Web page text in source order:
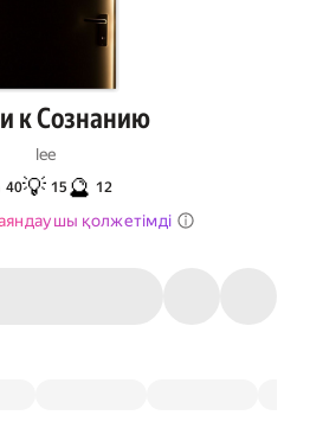
к Сознанию
lee
40💡 15 🔮 12
қолжетімді